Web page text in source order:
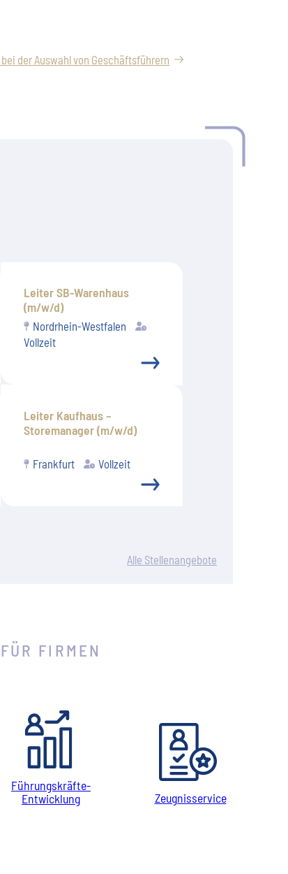
Leiter SB-Warenhaus
(m/w/d)
Nordrhein-Westfalen
Vollzeit
Leiter Kaufhaus –
Storemanager (m/w/d)
Frankfurt Vollzeit
Alle Stellenangebote
FÜR FIRMEN
Führungskräfte-
Entwicklung
Zeugnisservice